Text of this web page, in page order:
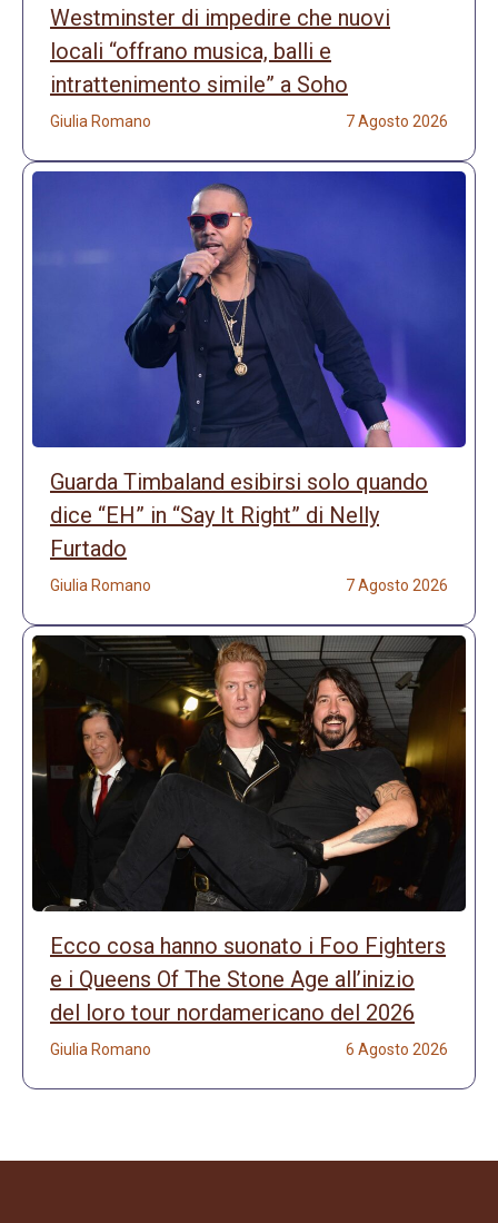
Westminster di impedire che nuovi
locali “offrano musica, balli e
intrattenimento simile” a Soho
Giulia Romano 7 Agosto 2026
Guarda Timbaland esibirsi solo quando
dice “EH” in “Say It Right” di Nelly
Furtado
Giulia Romano 7 Agosto 2026
Ecco cosa hanno suonato i Foo Fighters
e i Queens Of The Stone Age all’inizio
del loro tour nordamericano del 2026
Giulia Romano 6 Agosto 2026